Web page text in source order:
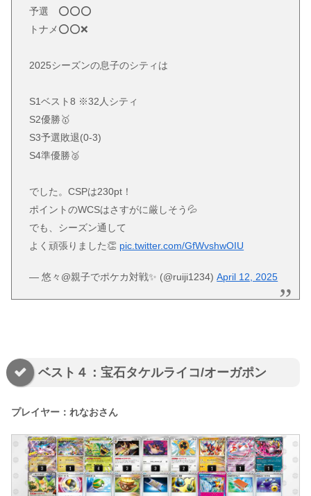
予選 ⭕️⭕️⭕️
トナメ⭕️⭕️❌
2025シーズンの息子のシティは
S1ベスト8 ※32人シティ
S2優勝🥇
S3予選敗退(0-3)
S4準優勝🥈
でした。CSPは230pt！
ポイントのWCSはさすがに厳しそう💦
でも、シーズン通して
よく頑張りました👏 pic.twitter.com/GfWvshwOIU
— 悠々@親子でポケカ対戦✨ (@ruiji1234)April 12, 2025
ベスト４：宝石タケルライコ/オーガポン
プレイヤー：れなおさん